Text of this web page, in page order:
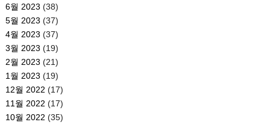
6월 2023 (38)
5월 2023 (37)
4월 2023 (37)
3월 2023 (19)
2월 2023 (21)
1월 2023 (19)
12월 2022 (17)
11월 2022 (17)
10월 2022 (35)